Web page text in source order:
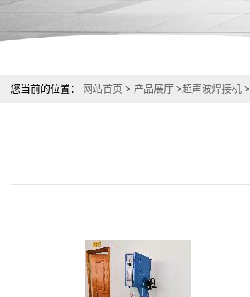
您当前的位置： 网站首页 > 产品展厅 >超声波焊接机 >